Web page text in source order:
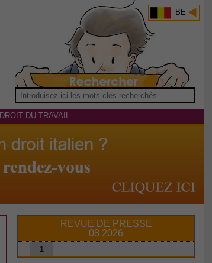
BE
DROIT DU TRAVAIL
REVUE DE PRESSE
08 2026
1